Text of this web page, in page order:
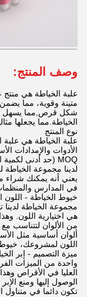
وصف المنتج:
علبة الخياطة هي
متينة وقوية، مما
شكل قرص,مما يسهل
الخياطة.مما يجعلها
نوع المنتج
علبة الخياطة هي علبة
الأدوات والإمدادات
MOQ (حد أدنى لكمية الطلب)
يعني أنه يمكنك شراء
في المدارس
خيوط الخياطة - اللون
مجموعة الخياطة
هي اختيارية اللون.
من الألوان لتتناسب
ألوان أساسية مثل
اللون لمشروعك،
ميزة التصميم - إبر
واحدة من الميزات
العليا في الأقراص
الوصول إليها ومنع
تكون دائما في متناول